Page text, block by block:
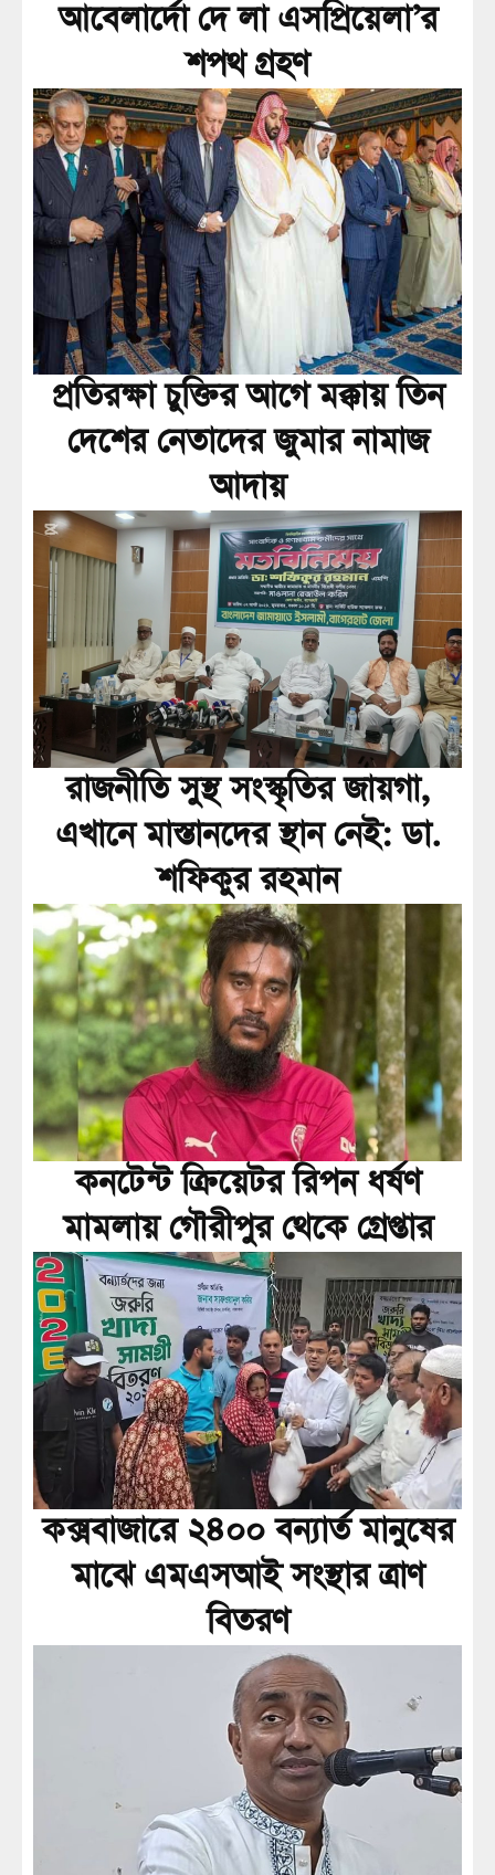
আবেলার্দো দে লা এসপ্রিয়েলা’র
শপথ গ্রহণ
প্রতিরক্ষা চুক্তির আগে মক্কায় তিন
দেশের নেতাদের জুমার নামাজ
আদায়
রাজনীতি সুস্থ সংস্কৃতির জায়গা,
এখানে মাস্তানদের স্থান নেই: ডা.
শফিকুর রহমান
কনটেন্ট ক্রিয়েটর রিপন ধর্ষণ
মামলায় গৌরীপুর থেকে গ্রেপ্তার
কক্সবাজারে ২৪০০ বন্যার্ত মানুষের
মাঝে এমএসআই সংস্থার ত্রাণ
বিতরণ